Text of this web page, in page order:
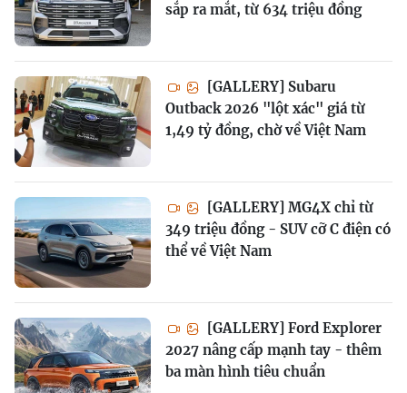
sắp ra mắt, từ 634 triệu đồng
[GALLERY] Subaru
Outback 2026 "lột xác" giá từ
1,49 tỷ đồng, chờ về Việt Nam
[GALLERY] MG4X chỉ từ
349 triệu đồng - SUV cỡ C điện có
thể về Việt Nam
[GALLERY] Ford Explorer
2027 nâng cấp mạnh tay - thêm
ba màn hình tiêu chuẩn